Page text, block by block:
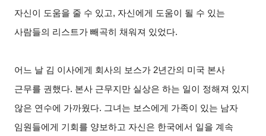
자신이 도움을 줄 수 있고, 자신에게 도움이 될 수 있는
사람들의 리스트가 빼곡히 채워져 있었다.
어느 날 김 이사에게 회사의 보스가 2년간의 미국 본사
근무를 권했다. 본사 근무지만 실상은 하는 일이 정해져 있지
않은 연수에 가까웠다. 그녀는 보스에게 가족이 있는 남자
임원들에게 기회를 양보하고 자신은 한국에서 일을 계속